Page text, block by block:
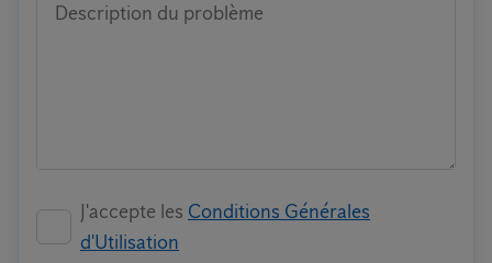
Description du problème
J'accepte les Conditions Générales
d'Utilisation